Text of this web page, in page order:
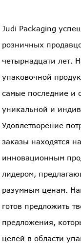
Judi Packaging
розничных
четырнадцати лет.
упаковочной
самые последние и
уникальной и
Удовлетворение
заказы находятся
инновационным
лидером,
разумным ценам.
готов предложить
предложения,
целей в области